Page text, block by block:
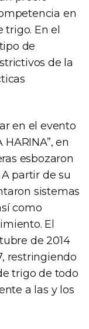
en
En el
de
de la
en el evento
en
esbozaron
partir de su
sistemas
como
El
de 2014
restringiendo
trigo de todo
a las y los